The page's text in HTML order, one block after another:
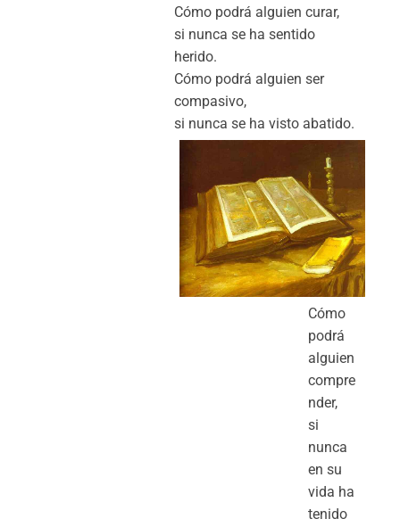
Cómo podrá alguien curar,
si nunca se ha sentido
herido.
Cómo podrá alguien ser
compasivo,
si nunca se ha visto abatido.
Cómo
podrá
alguien
compre
nder,
si
nunca
en su
vida ha
tenido